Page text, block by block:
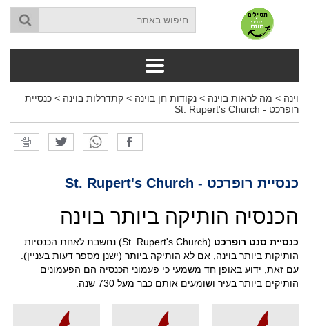
וינה > מה לראות בוינה > נקודות חן בוינה > קתדרלות בוינה > כנסיית
רופרכט - St. Rupert's Church
כנסיית רופרכט - St. Rupert's Church
הכנסיה הותיקה ביותר בוינה
כנסיית סנט רופרכט
(St. Rupert's Church) נחשבת לאחת הכנסיות
הותיקות ביותר בוינה, אם לא הותיקה ביותר (ישנן מספר דעות בעניין).
עם זאת, ידוע באופן חד משמעי כי פעמוני הכנסיה הם הפעמונים
הותיקים ביותר בעיר ושומעים אותם כבר מעל 730 שנה.